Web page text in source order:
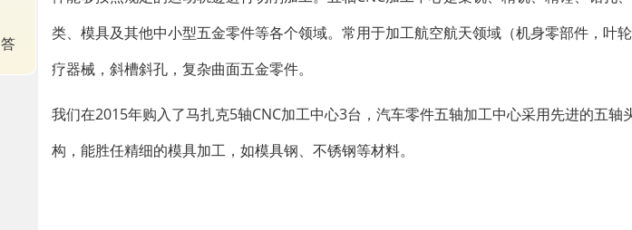
类、模具及其他中小型五金零件等各个领域。常用于加工航空航天领域（机身零部件，叶
疗器械，斜槽斜孔，复杂曲面五金零件。
我们在2015年购入了马扎克5轴CNC加工中心3台，汽车零件五轴加工中心采用先进的五
构，能胜任精细的模具加工，如模具钢、不锈钢等材料。